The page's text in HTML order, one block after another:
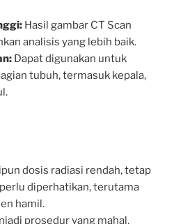
Hasil gambar CT Scan
analisis yang lebih baik.
Dapat digunakan untuk
tubuh, termasuk kepala,
dosis radiasi rendah, tetap
diperhatikan, terutama
hamil.
prosedur yang mahal,